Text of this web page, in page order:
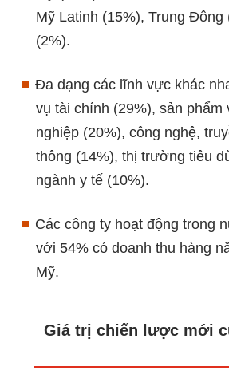
Mỹ Latinh (15%), Trung Đông
(2%).​
Đa dạng các lĩnh vực khác
vụ tài chính (29%), sản phẩm
nghiệp (20%), công nghệ,
thông (14%), thị trường tiêu
ngành y tế (10%).​
Các công ty hoạt động trong
với 54% có doanh thu hàng
Mỹ.​
Giá trị chiến lược mới